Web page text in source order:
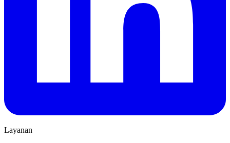
Layanan